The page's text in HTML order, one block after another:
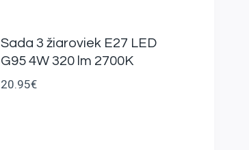
Sada 3 žiaroviek E27 LED
G95 4W 320 lm 2700K
20.95€